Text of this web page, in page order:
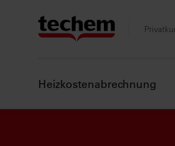
Heizkostenabrechnung